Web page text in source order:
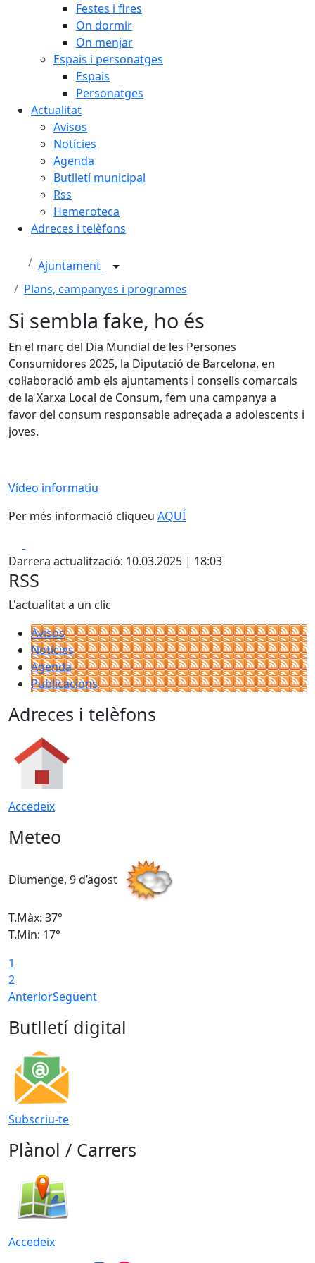
Festes i fires
On dormir
On menjar
Espais i personatges
Espais
Personatges
Actualitat
Avisos
Notícies
Agenda
Butlletí municipal
Rss
Hemeroteca
Adreces i telèfons
Ajuntament
Plans, campanyes i programes
Si sembla fake, ho és
En el marc del Dia Mundial de les Persones
Consumidores 2025, la Diputació de Barcelona, en
col·laboració amb els ajuntaments i consells comarcals
de la Xarxa Local de Consum, fem una campanya a
favor del consum responsable adreçada a adolescents i
joves.
Vídeo informatiu
Per més informació cliqueu AQUÍ
Darrera actualització: 10.03.2025 | 18:03
RSS
L'actualitat a un clic
Avisos
Notícies
Agenda
Publicacions
Adreces i telèfons
Accedeix
Meteo
Diumenge, 9 d’agost
T.Màx: 37°
T.Min: 17°
1
2
AnteriorSegüent
Butlletí digital
Subscriu-te
Plànol / Carrers
Accedeix